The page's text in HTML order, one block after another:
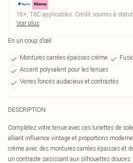
18+, T&C applicables. Crédit soumis à statut
Voir plus
En un coup d’œil
Montures carrées épaisses crème
Accent polyvalent pour les tenues
Verres foncés audacieux et contrastés
DESCRIPTION
Complétez votre tenue avec ces lunettes de
alliant influence vintage et proportions
crème avec des montures carrées épaisses et
un contraste saisissant aux silhouettes douces.